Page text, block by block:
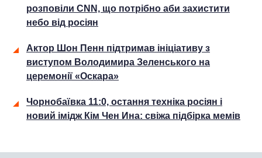
розповіли CNN, що потрібно аби захистити
небо від росіян
Актор Шон Пенн підтримав ініціативу з
виступом Володимира Зеленського на
церемонії «Оскара»
Чорнобаївка 11:0, остання техніка росіян і
новий імідж Кім Чен Ина: свіжа підбірка мемів